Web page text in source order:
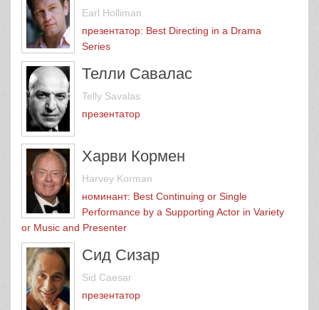
Earl Holliman
презентатор: Best Directing in a Drama
Series
Телли Савалас
Telly Savalas
презентатор
Харви Кормен
Harvey Korman
номинант: Best Continuing or Single
Performance by a Supporting Actor in Variety
or Music and Presenter
Сид Сизар
Sid Caesar
презентатор